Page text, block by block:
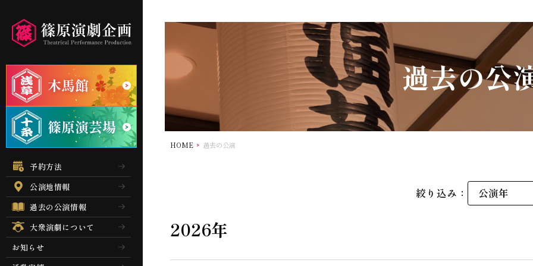
予約方法
公演地情報
過去の公演情報
大衆演劇について
お知らせ
過去の公
HOME 過去の公演
絞り込み：
2026年